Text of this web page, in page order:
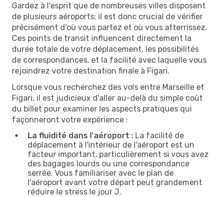
Gardez à l'esprit que de nombreuses villes disposent
de plusieurs aéroports; il est donc crucial de vérifier
précisément d'où vous partez et où vous atterrissez.
Ces points de transit influencent directement la
durée totale de votre déplacement, les possibilités
de correspondances, et la facilité avec laquelle vous
rejoindrez votre destination finale à Figari.
Lorsque vous recherchez des vols entre Marseille et
Figari, il est judicieux d'aller au-delà du simple coût
du billet pour examiner les aspects pratiques qui
façonneront votre expérience :
La fluidité dans l'aéroport : La facilité de
déplacement à l'intérieur de l'aéroport est un
facteur important, particulièrement si vous avez
des bagages lourds ou une correspondance
serrée. Vous familiariser avec le plan de
l'aéroport avant votre départ peut grandement
réduire le stress le jour J.